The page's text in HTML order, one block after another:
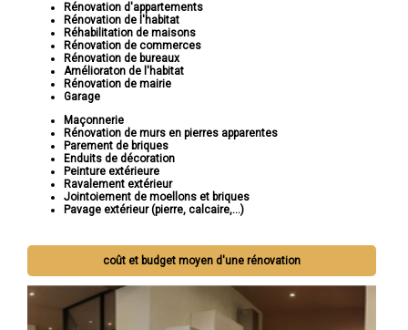
Rénovation d'appartements
Rénovation de l'habitat
Réhabilitation de maisons
Rénovation de commerces
Rénovation de bureaux
Amélioraton de l'habitat
Rénovation de mairie
Garage
Maçonnerie
Rénovation de murs en pierres apparentes
Parement de briques
Enduits de décoration
Peinture extérieure
Ravalement extérieur
Jointoiement de moellons et briques
Pavage extérieur (pierre, calcaire,...)
Si vous cherchez à rénover votre maison pour la rendre plus
belle, fonctionnelle et adaptée à vos besoins, Socorebat est là
pour vous. Contactez-nous dès aujourd'hui pour discuter de votre
projet et laissez-nous vous montrer comment nous pouvons
réaliser votre vision de rénovation.
coût et budget moyen d'une rénovation